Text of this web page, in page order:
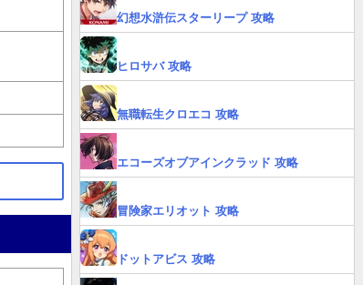
幻想水滸伝スターリープ 攻略
ヒロサバ 攻略
無職転生クロエコ 攻略
エコーズオブアインクラッド 攻略
冒険家エリオット 攻略
ドットアビス 攻略